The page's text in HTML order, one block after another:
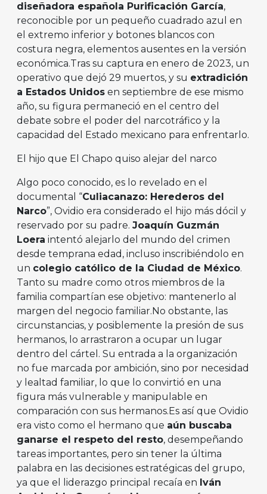
diseñadora española Purificación García,
reconocible por un pequeño cuadrado azul en
el extremo inferior y botones blancos con
costura negra, elementos ausentes en la versión
económica.Tras su captura en enero de 2023, un
operativo que dejó 29 muertos, y su extradición
a Estados Unidos en septiembre de ese mismo
año, su figura permaneció en el centro del
debate sobre el poder del narcotráfico y la
capacidad del Estado mexicano para enfrentarlo.
El hijo que El Chapo quiso alejar del narco
Algo poco conocido, es lo revelado en el
documental “Culiacanazo: Herederos del
Narco”, Ovidio era considerado el hijo más dócil y
reservado por su padre. Joaquín Guzmán
Loera intentó alejarlo del mundo del crimen
desde temprana edad, incluso inscribiéndolo en
un colegio católico de la Ciudad de México.
Tanto su madre como otros miembros de la
familia compartían ese objetivo: mantenerlo al
margen del negocio familiar.No obstante, las
circunstancias, y posiblemente la presión de sus
hermanos, lo arrastraron a ocupar un lugar
dentro del cártel. Su entrada a la organización
no fue marcada por ambición, sino por necesidad
y lealtad familiar, lo que lo convirtió en una
figura más vulnerable y manipulable en
comparación con sus hermanos.Es así que Ovidio
era visto como el hermano que aún buscaba
ganarse el respeto del resto, desempeñando
tareas importantes, pero sin tener la última
palabra en las decisiones estratégicas del grupo,
ya que el liderazgo principal recaía en Iván